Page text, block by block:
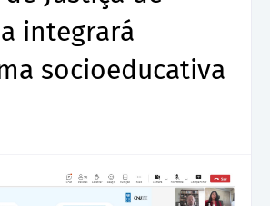
integrará
socioeducativa